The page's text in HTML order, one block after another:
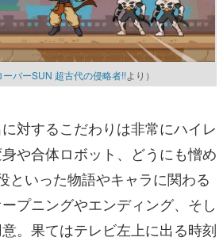
バーSUN 超古代の侵略者!!より）
対するこだわりは非常にハイレ
や合体ロボット、どうにも憎め
といった物語やキャラに関わる
プニングやエンディング、そし
。果てはテレビ左上に出る時刻